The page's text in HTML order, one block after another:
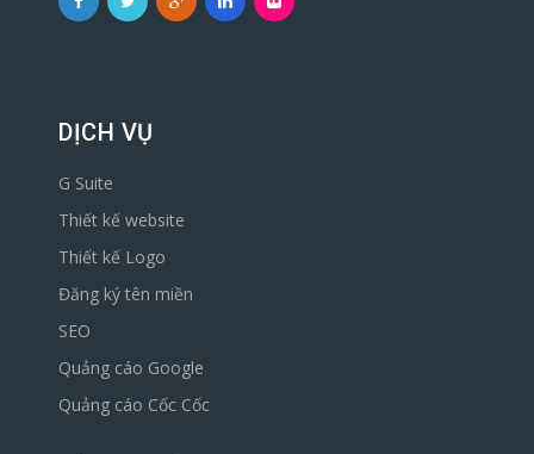
DỊCH VỤ
G Suite
Thiết kế website
Thiết kế Logo
Đăng ký tên miền
SEO
Quảng cáo Google
Quảng cáo Cốc Cốc